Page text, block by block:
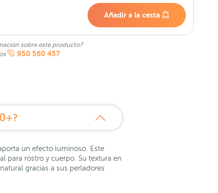
Añadir a la cesta
sobre este producto?
950 560 457
un efecto luminoso. Este
para rostro y cuerpo. Su textura en
gracias a sus perladores